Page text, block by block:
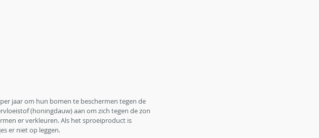
jaar om hun bomen te beschermen tegen de
(honingdauw) aan om zich tegen de zon
er verkleuren. Als het sproeiproduct is
er niet op leggen.